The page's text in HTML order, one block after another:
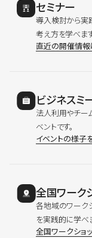
セミナー
導入検討から実
考え方を学べます
直近の開催情報
ビジネスミ
法人利用やチー
ベントです。
イベントの様子
全国ワーク
各地域のワーク
を実践的に学べ
全国ワークショ